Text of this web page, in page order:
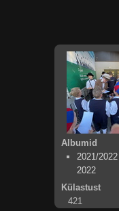
Albumid
2021/2022
2022
Külastust
421